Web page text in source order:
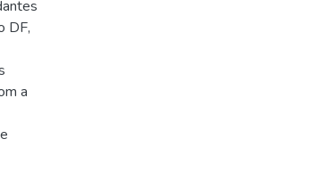
DF,
a